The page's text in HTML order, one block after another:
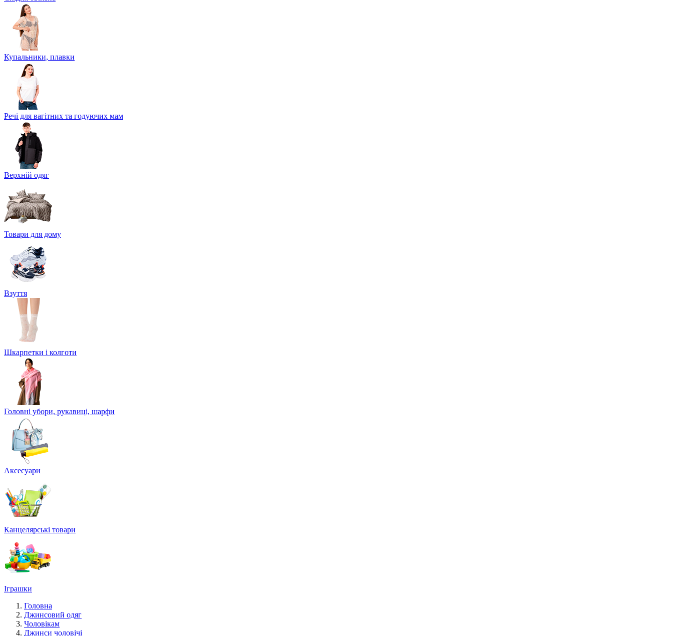
Купальники, плавки
Речі для вагітних та годуючих мам
Верхній одяг
Товари для дому
Взуття
Шкарпетки і колготи
Головні убори, рукавиці, шарфи
Аксесуари
Канцелярські товари
Іграшки
Головна
Джинсовий одяг
Чоловікам
Джинси чоловічі